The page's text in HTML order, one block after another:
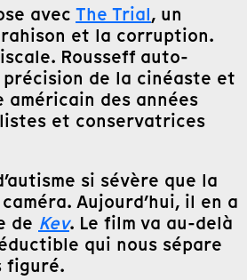
avec The Trial, un
et la corruption.
Rousseff auto-
de la cinéaste et
des années
et conservatrices
si sévère que la
Aujourd’hui, il en a
de Kev. Le film va au-delà
qui nous sépare
figuré.